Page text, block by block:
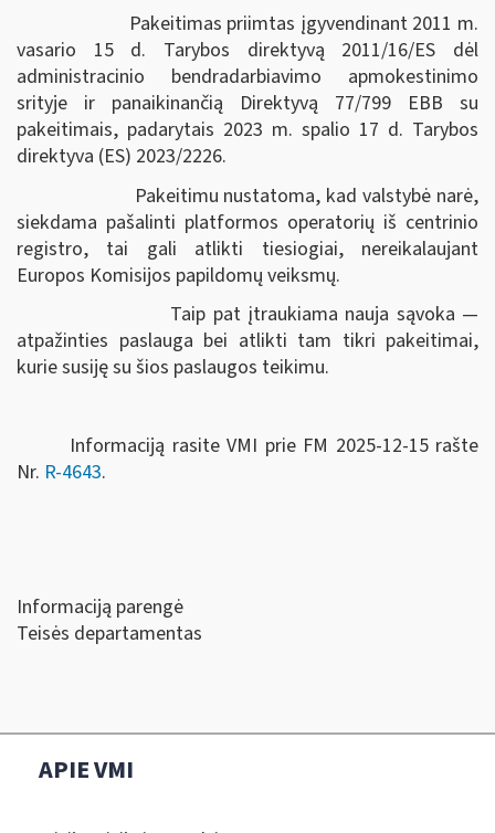
Pakeitimas priimtas įgyvendinant 2011 m.
vasario 15 d. Tarybos direktyvą 2011/16/ES dėl
administracinio bendradarbiavimo apmokestinimo
srityje ir panaikinančią Direktyvą 77/799 EBB su
pakeitimais, padarytais 2023 m. spalio 17 d. Tarybos
direktyva (ES) 2023/2226.
Pakeitimu nustatoma, kad valstybė narė,
siekdama pašalinti platformos operatorių iš centrinio
registro, tai gali atlikti tiesiogiai, nereikalaujant
Europos Komisijos papildomų veiksmų.
Taip pat įtraukiama nauja sąvoka —
atpažinties paslauga bei atlikti tam tikri pakeitimai,
kurie susiję su šios paslaugos teikimu.
Informaciją rasite VMI prie FM 2025-12-15 rašte
Nr. R-4643.
Informaciją parengė
Teisės departamentas
APIE VMI